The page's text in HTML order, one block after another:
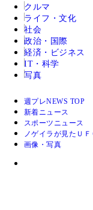
クルマ
ライフ・文化
社会
政治・国際
経済・ビジネス
IT・科学
写真
週プレNEWS TOP
新着ニュース
スポーツニュース
ノゲイラが見たＵ
画像・写真